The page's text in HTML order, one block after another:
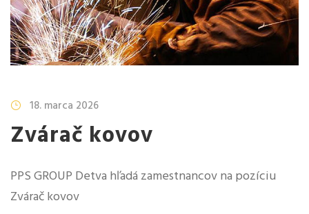
18. marca 2026
Zvárač kovov
PPS GROUP Detva hľadá zamestnancov na pozíciu
Zvárač kovov